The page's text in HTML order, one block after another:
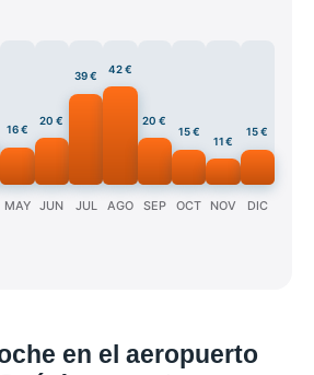
16 €
MAY
20 €
JUN
39 €
JUL
42 €
AGO
20 €
SEP
15 €
OCT
11 €
NOV
15 €
DIC
en el aeropuerto